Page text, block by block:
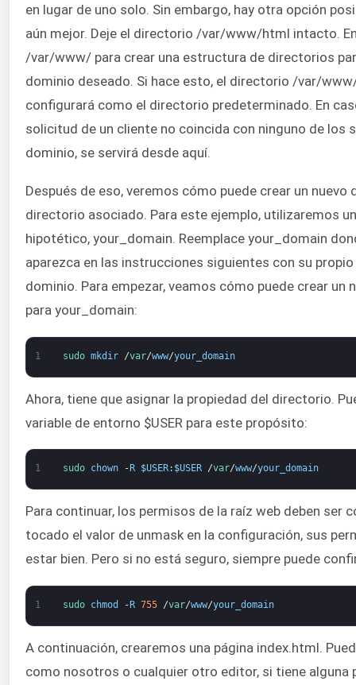
en lugar de uno solo. Sin embargo, hay otra opción
aún mejor. Deje el directorio /var/www/html intacto.
/var/www/ para crear una estructura de directorios
dominio deseado. Si hace esto, el directorio /var/
configurará como el directorio predeterminado. En
solicitud de un cliente no coincida con ninguno de los
dominio, se servirá desde aquí.
Después de eso, veremos cómo puede crear un nuevo
directorio asociado. Para este ejemplo, utilizaremos
hipotético, your_domain. Reemplace your_domain
aparezca en las instrucciones siguientes con su
dominio. Para empezar, veamos cómo puede crear un
para your_domain:
1 sudo mkdir /var/www/your_domain
Ahora, tiene que asignar la propiedad del directorio.
variable de entorno $USER para este propósito:
1 sudo chown - R $USER: $USER /var/www/your_domain
Para continuar, los permisos de la raíz web deben ser
tocado el valor de unmask en la configuración, sus
estar bien. Pero si no está seguro, siempre puede
1 sudo chmod -R 755 /var/www/your_domain
A continuación, crearemos una página index.html.
como nosotros o cualquier otro editor, si tiene alguna